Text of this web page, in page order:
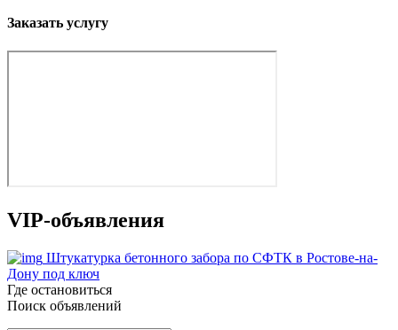
Заказать услугу
VIP-объявления
Штукатурка бетонного забора по СФТК в Ростове-на-
Дону под ключ
Где остановиться
Поиск объявлений